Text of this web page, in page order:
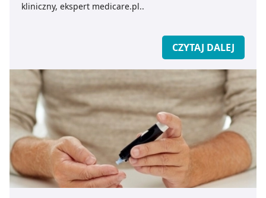
kliniczny, ekspert medicare.pl..
CZYTAJ DALEJ